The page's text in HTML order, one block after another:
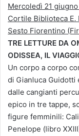
Mercoledì 21
Cortile Biblioteca E.
Sesto Fiorentino
TRE LETTURE DA
ODISSEA, IL
Un corpo a corpo
di Gianluca Guidotti
dalle cangianti
epico in tre tappe,
figure femminili:
Penelope (libro